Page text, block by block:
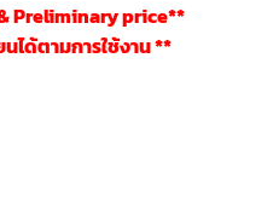
Preliminary price**
ได้ตามการใช้งาน **